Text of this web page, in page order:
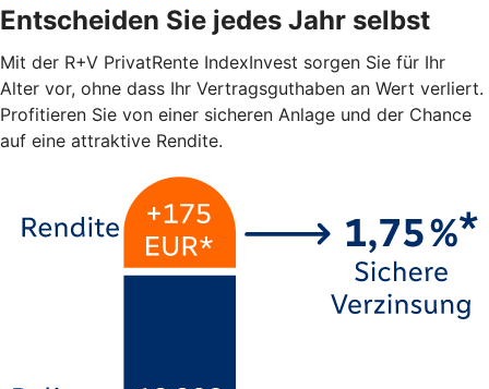
Entscheiden Sie jedes Jahr selbst
Mit der R+V PrivatRente IndexInvest sorgen Sie für Ihr
Alter vor, ohne dass Ihr Vertragsguthaben an Wert verliert.
Profitieren Sie von einer sicheren Anlage und der Chance
auf eine attraktive Rendite.